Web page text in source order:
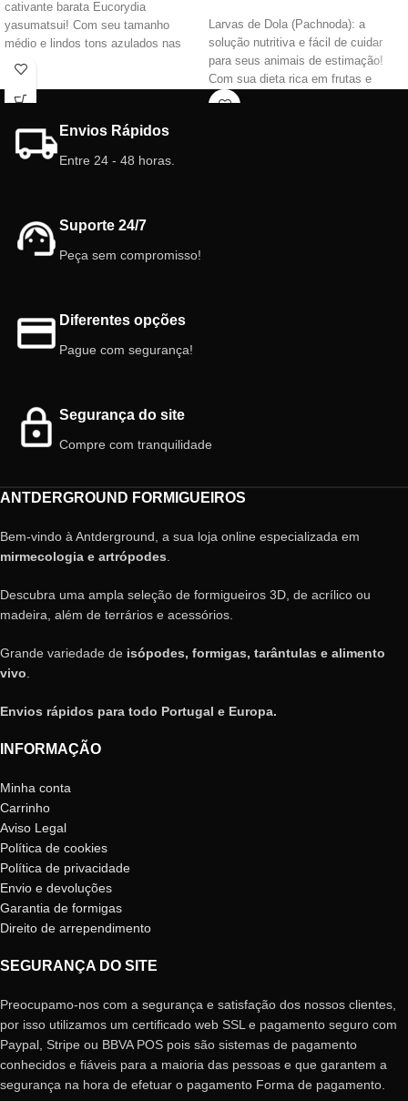
cativante barata Eucorydia
yasumatsui! Com seu tamanho
médio e lindos tons azulados nas
asas, dá um toque único ao seu
noturna e maravilhe-se com seu
adição fascinante que transformará
o seu terrário num verdadeiro oásis
Larvas de Dola (Pachnoda): a
solução nutritiva e fácil de cuidar
para seus animais de estimação!
Com sua dieta rica em frutas e
vegetais, são uma excelente fonte
Envios Rápidos
Entre 24 - 48 horas.
Suporte 24/7
Peça sem compromisso!
Diferentes opções
Pague com segurança!
Segurança do site
Compre com tranquilidade
ANTDERGROUND FORMIGUEIROS
Bem-vindo à Antderground, a sua loja online especializada em
mirmecologia e artrópodes
Descubra uma ampla seleção de formigueiros 3D, de acrílico ou
madeira, além de terrários e acessórios.
Grande variedade de isópodes, formigas, tarântulas e alimento
vivo
Envios rápidos para todo Portugal e Europa.
INFORMAÇÃO
Minha conta
Carrinho
Aviso Legal
Política de cookies
Política de privacidade
Envio e devoluções
Garantia de formigas
Direito de arrependimento
SEGURANÇA DO SITE
Preocupamo-nos com a segurança e satisfação dos nossos clientes,
por isso utilizamos um certificado web SSL e pagamento seguro com
Paypal, Stripe ou BBVA POS pois são sistemas de pagamento
conhecidos e fiáveis ​​para a maioria das pessoas e que garantem a
segurança na hora de efetuar o pagamento Forma de pagamento.